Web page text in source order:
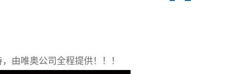
由唯奥公司全程提供！！！